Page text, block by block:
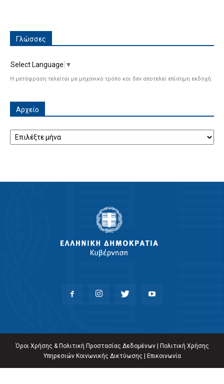
Γλώσσες
Select Language ▼
Η μετάφραση τελείται με μηχανικό τρόπο και δεν αποτελεί επίσημη εκδοχή.
Αρχείο
Αρχείο
Όροι Χρήσης & Πολιτική Προστασίας Δεδομένων| Πολιτική Χρήσης
Υπηρεσιών Κοινωνικής Δικτύωσης | Επικοινωνία